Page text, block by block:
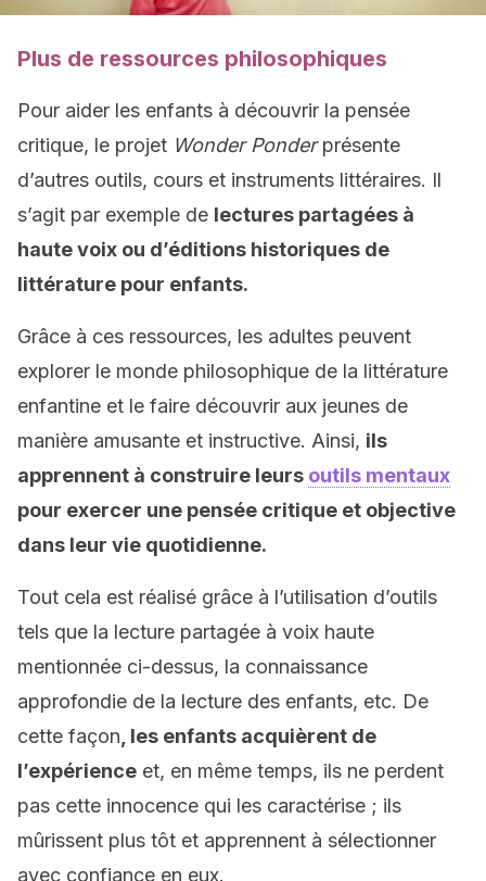
Plus de ressources philosophiques
Pour aider les enfants à découvrir la pensée
critique, le projet Wonder Ponderprésente
d’autres outils, cours et instruments littéraires. Il
s’agit par exemple de lectures partagées à
haute voix ou d’éditions historiques de
littérature pour enfants.
Grâce à ces ressources, les adultes peuvent
explorer le monde philosophique de la littérature
enfantine et le faire découvrir aux jeunes de
manière amusante et instructive. Ainsi, ils
apprennent à construire leurs outils mentaux
pour exercer une pensée critique et objective
dans leur vie quotidienne.
Tout cela est réalisé grâce à l’utilisation d’outils
tels que la lecture partagée à voix haute
mentionnée ci-dessus, la connaissance
approfondie de la lecture des enfants, etc. De
cette façon , les enfants acquièrent de
l’expérience et, en même temps, ils ne perdent
pas cette innocence qui les caractérise ; ils
mûrissent plus tôt et apprennent à sélectionner
avec confiance en eux.